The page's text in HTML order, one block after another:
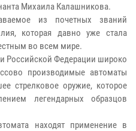
Михаила Калашникова.
из почетных званий
которая давно уже стала
во всем мире.
Российской Федерации широко
производимые автоматы
стрелковое оружие, которое
легендарных образцов
находят применение в